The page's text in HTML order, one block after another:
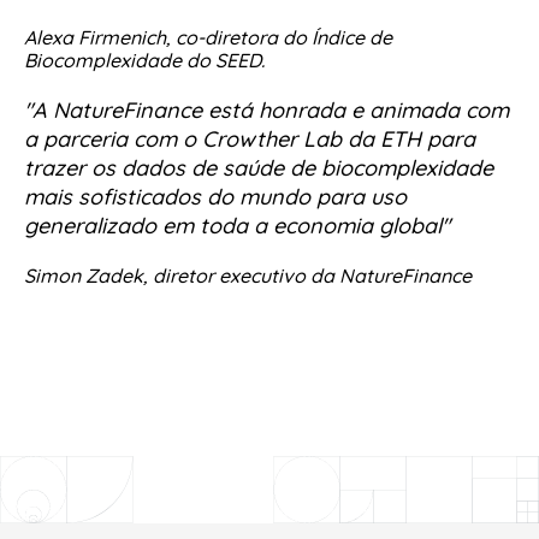
Alexa Firmenich, co-diretora do Índice de
Biocomplexidade do SEED.
"A NatureFinance está honrada e animada com
a parceria com o Crowther Lab da ETH para
trazer os dados de saúde de biocomplexidade
mais sofisticados do mundo para uso
generalizado em toda a economia global"
Simon Zadek, diretor executivo da NatureFinance